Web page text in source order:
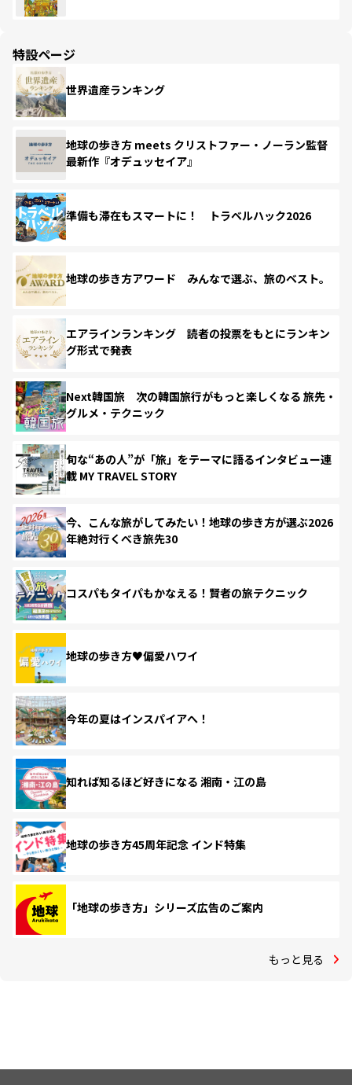
特設ページ
世界遺産ランキング
地球の歩き方 meets クリストファー・ノーラン監督
最新作『オデュッセイア』
準備も滞在もスマートに！ トラベルハック2026
地球の歩き方アワード みんなで選ぶ、旅のベスト。
エアラインランキング 読者の投票をもとにランキン
グ形式で発表
Next韓国旅 次の韓国旅行がもっと楽しくなる 旅先・
グルメ・テクニック
旬な“あの人”が「旅」をテーマに語るインタビュー連
載 MY TRAVEL STORY
今、こんな旅がしてみたい！地球の歩き方が選ぶ2026
年絶対行くべき旅先30
コスパもタイパもかなえる！賢者の旅テクニック
地球の歩き方♥偏愛ハワイ
今年の夏はインスパイアへ！
知れば知るほど好きになる 湘南・江の島
地球の歩き方45周年記念 インド特集
「地球の歩き方」シリーズ広告のご案内
もっと見る